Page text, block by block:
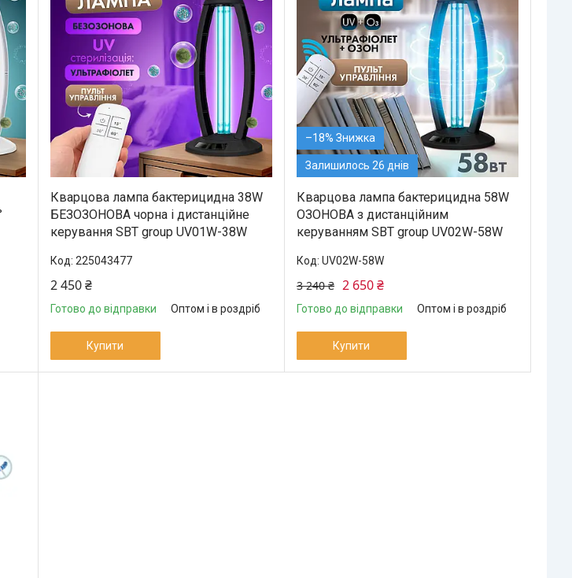
Кварцова лампа бактерицидна 38W
БЕЗОЗОНОВА чорна і дистанційне
керування SBT group UV01W-38W
225043477
2 450 ₴
Готово до відправки Оптом і в роздріб
Купити
–18%
Залишилось 26 днів
Кварцова лампа бактерицидна 58W
ОЗОНОВА з дистанційним
керуванням SBT group UV02W-58W
UV02W-58W
3 240 ₴ 2 650 ₴
Готово до відправки Оптом і в роздріб
Купити